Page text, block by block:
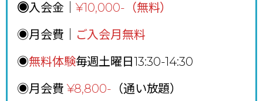
◉入会金｜ ¥10,000-（無料）
◉月会費｜
ご入会月無料
◉無料体験毎週土曜日13:30-14:30
◉月会費 ¥8,800- （通い放題）